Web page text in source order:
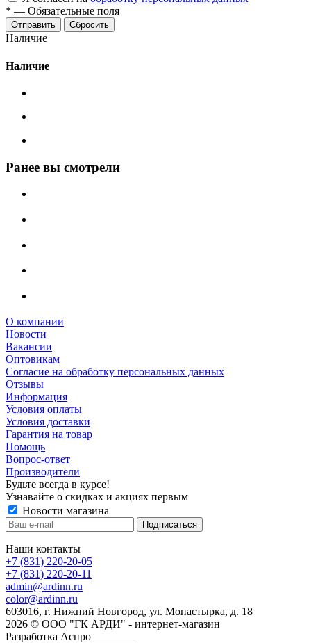
* — Обязательные поля
Сбросить
Наличие
Наличие
Ранее вы смотрели
О компании
Новости
Вакансии
Оптовикам
Cогласие на обработку персональных данных
Отзывы
Информация
Условия оплаты
Условия доставки
Гарантия на товар
Помощь
Вопрос-ответ
Производители
Будьте всегда в курсе!
Узнавайте о скидках и акциях первым
Новости магазина
Наши контакты
+7 (831) 220-20-05
+7 (831) 220-20-11
admin@ardinn.ru
color@ardinn.ru
603016, г. Нижний Новгород, ул. Монастырка, д. 18
2026 © ООО "ГК АРДИ" - интернет-магазин
Разработка Аспро